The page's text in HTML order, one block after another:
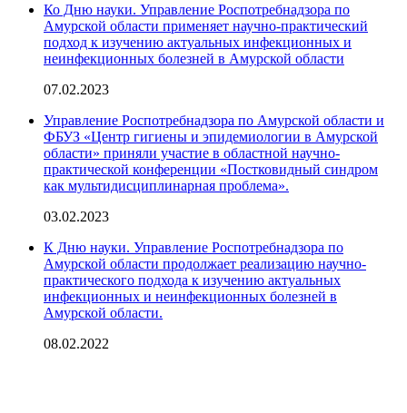
Ко Дню науки. Управление Роспотребнадзора по
Амурской области применяет научно-практический
подход к изучению актуальных инфекционных и
неинфекционных болезней в Амурской области
07.02.2023
Управление Роспотребнадзора по Амурской области и
ФБУЗ «Центр гигиены и эпидемиологии в Амурской
области» приняли участие в областной научно-
практической конференции «Постковидный синдром
как мультидисциплинарная проблема».
03.02.2023
К Дню науки. Управление Роспотребнадзора по
Амурской области продолжает реализацию научно-
практического подхода к изучению актуальных
инфекционных и неинфекционных болезней в
Амурской области.
08.02.2022